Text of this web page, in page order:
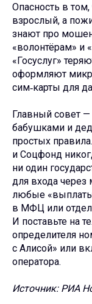
Опасность в
взрослый, а
знают про
«волонтёрам» и
«Госуслуг»
оформляют
сим‑карты для
Главный совет —
бабушками и
простых
и Соцфонд
ни один
для входа
любые
в МФЦ или
И поставьте на
определителя
с Алисой» или
оператора.
Источник: РИА